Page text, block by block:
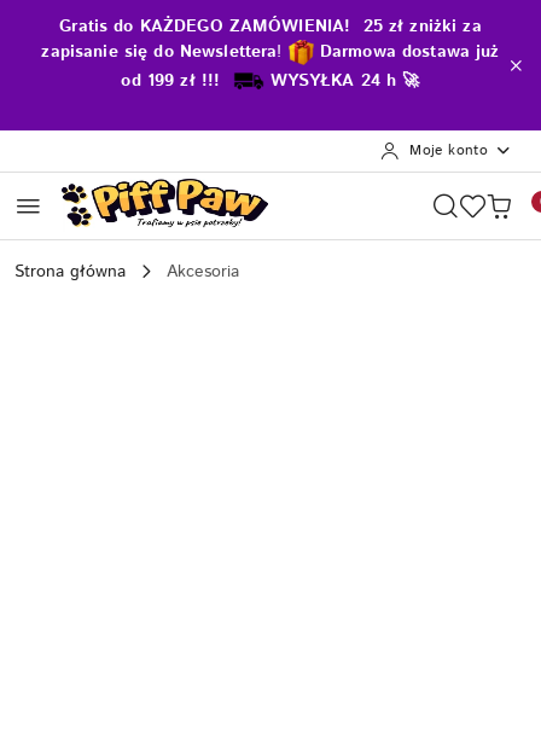
Przejdź do treści głównej
Przejdź do wyszukiwarki
Przejdź do moje konto
Przejdź do menu głównego
Przejdź do opisu produktu
Przejdź do stopki
Gratis do KAŻDEGO ZAMÓWIENIA! 25 zł zniżki za
zapisanie się do Newslettera! Darmowa dostawa już
od 199 zł !!!
WYSYŁKA 24 h 🚀
Moje konto
Strona główna Akcesoria